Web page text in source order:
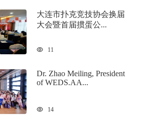
大连市扑克竞技协会换届
大会暨首届掼蛋公...
11
Dr. Zhao Meiling, President
of WEDS.AA...
14